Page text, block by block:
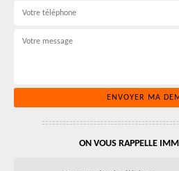
ON VOUS RAPPELLE